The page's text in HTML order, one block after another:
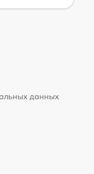
данных